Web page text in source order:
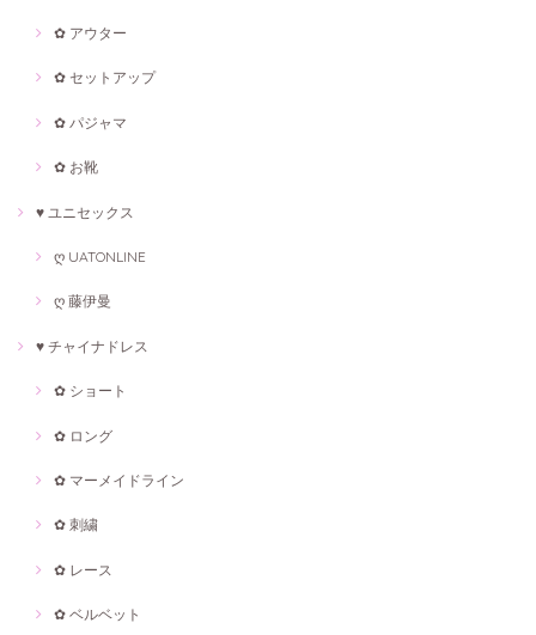
✿ アウター
✿ セットアップ
✿ パジャマ
✿ お靴
♥ ユニセックス
ღ UATONLINE
ღ 藤伊曼
♥ チャイナドレス
✿ ショート
✿ ロング
✿ マーメイドライン
✿ 刺繍
✿ レース
✿ ベルベット